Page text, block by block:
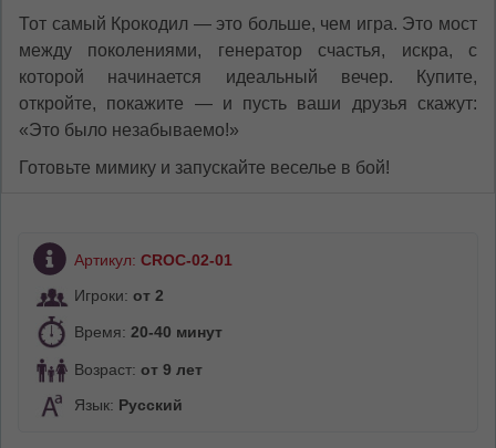
Тот самый Крокодил — это больше, чем игра. Это мост
между поколениями, генератор счастья, искра, с
которой начинается идеальный вечер. Купите,
откройте, покажите — и пусть ваши друзья скажут:
«Это было незабываемо!»
Готовьте мимику и запускайте веселье в бой!
Артикул: CROC-02-01
Игроки: от 2
Время: 20-40 минут
Возраст: от 9 лет
Язык: Русский